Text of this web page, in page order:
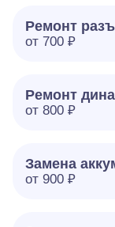
Ремонт
от 700 ₽
Ремонт
от 800 ₽
Замена
от 900 ₽